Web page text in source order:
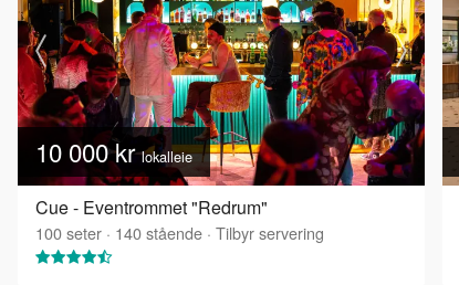
10 000 krlokalleie
Cue - Eventrommet "Redrum"
100seter · 140stående · Tilbyr servering